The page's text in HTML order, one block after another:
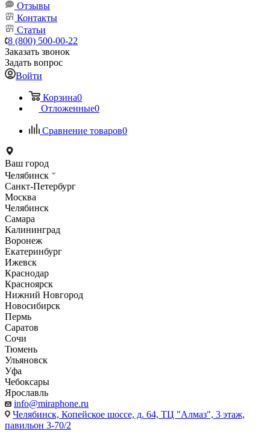
Отзывы
Контакты
Статьи
8 (800) 500-00-22
Заказать звонок
Задать вопрос
Войти
Корзина0
Отложенные0
Сравнение товаров0
Ваш город
Челябинск
Санкт-Петербург
Москва
Челябинск
Самара
Калининград
Воронеж
Екатеринбург
Ижевск
Краснодар
Красноярск
Нижний Новгород
Новосибирск
Пермь
Саратов
Сочи
Тюмень
Ульяновск
Уфа
Чебоксары
Ярославль
info@miraphone.ru
Челябинск, Копейское шоссе, д. 64, ТЦ "Алмаз", 3 этаж,
павильон 3-70/2